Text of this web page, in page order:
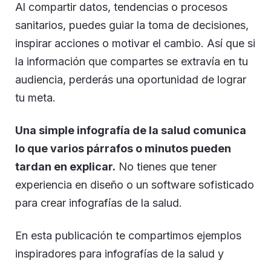
Al compartir datos, tendencias o procesos
sanitarios, puedes guiar la toma de decisiones,
inspirar acciones o motivar el cambio. Así que si
la información que compartes se extravía en tu
audiencia, perderás una oportunidad de lograr
tu meta.
Una simple infografía de la salud comunica
lo que varios párrafos o minutos pueden
tardan en explicar. No tienes que tener
experiencia en diseño o un software sofisticado
para crear infografías de la salud.
En esta publicación te compartimos ejemplos
inspiradores para infografías de la salud y